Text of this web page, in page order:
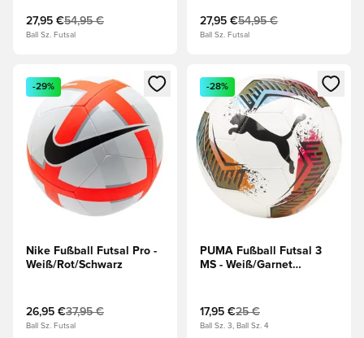
27,95 €54,95 €
Ball Sz. Futsal
27,95 €54,95 €
Ball Sz. Futsal
Öffnet ein neues Fenster zum Anmelden oder Registrieren
-29%
Nike Fußball Futsal Pro -
Weiß/Rot/Schwarz
26,95 €37,95 €
Ball Sz. Futsal
Öffnet ein neues Fenster
-28%
PUMA Fußball Futsal 3
MS - Weiß/Garnet
17,95 €25 €
Ball Sz. 3, Ball Sz. 4